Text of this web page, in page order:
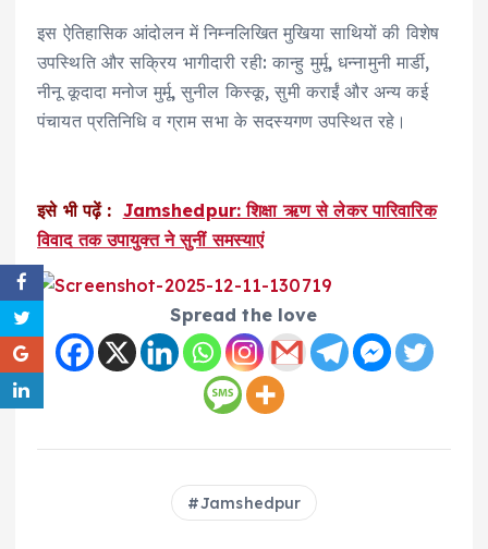
इस ऐतिहासिक आंदोलन में निम्नलिखित मुखिया साथियों की विशेष
उपस्थिति और सक्रिय भागीदारी रही: कान्हु मुर्मू, धन्नामुनी मार्डी,
नीनू कूदादा मनोज मुर्मू, सुनील किस्कू, सुमी कराईं और अन्य कई
पंचायत प्रतिनिधि व ग्राम सभा के सदस्यगण उपस्थित रहे।
इसे भी पढ़ें : Jamshedpur: शिक्षा ऋण से लेकर पारिवारिक
विवाद तक उपायुक्त ने सुनीं समस्याएं
Spread the love
Jamshedpur